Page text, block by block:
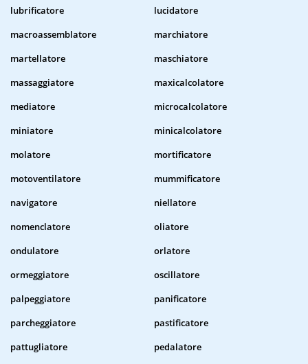
lubrificatore
lucidatore
macroassemblatore
marchiatore
martellatore
maschiatore
massaggiatore
maxicalcolatore
mediatore
microcalcolatore
miniatore
minicalcolatore
molatore
mortificatore
motoventilatore
mummificatore
navigatore
niellatore
nomenclatore
oliatore
ondulatore
orlatore
ormeggiatore
oscillatore
palpeggiatore
panificatore
parcheggiatore
pastificatore
pattugliatore
pedalatore